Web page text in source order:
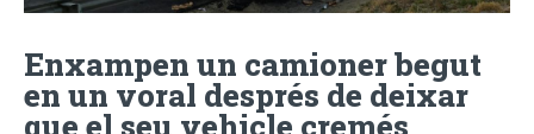
Enxampen un camioner begut
en un voral després de deixar
que el seu vehicle cremés